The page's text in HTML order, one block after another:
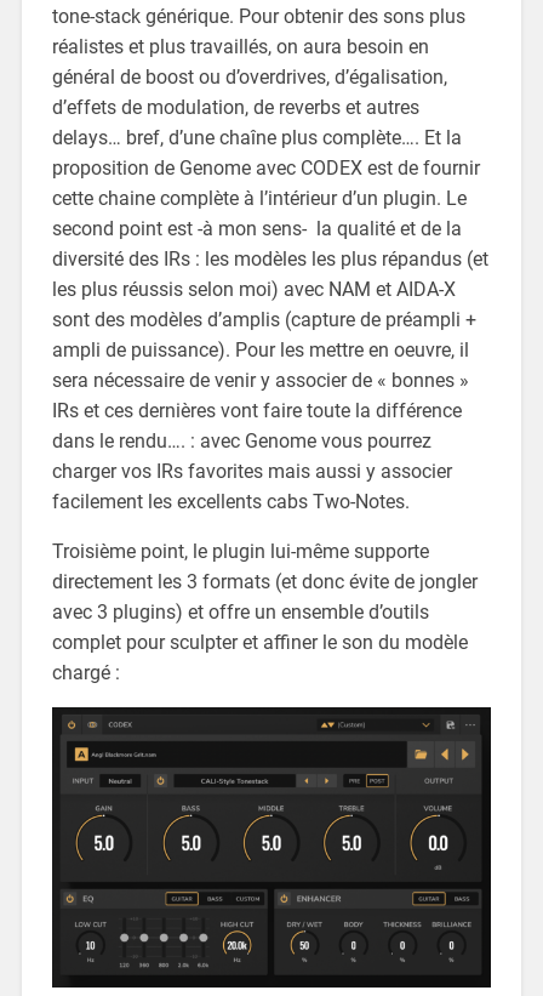
tone-stack générique. Pour obtenir des sons plus
réalistes et plus travaillés, on aura besoin en
général de boost ou d’overdrives, d’égalisation,
d’effets de modulation, de reverbs et autres
delays… bref, d’une chaîne plus complète…. Et la
proposition de Genome avec CODEX est de fournir
cette chaine complète à l’intérieur d’un plugin. Le
second point est -à mon sens- la qualité et de la
diversité des IRs : les modèles les plus répandus (et
les plus réussis selon moi) avec NAM et AIDA-X
sont des modèles d’amplis (capture de préampli +
ampli de puissance). Pour les mettre en oeuvre, il
sera nécessaire de venir y associer de « bonnes »
IRs et ces dernières vont faire toute la différence
dans le rendu…. : avec Genome vous pourrez
charger vos IRs favorites mais aussi y associer
facilement les excellents cabs Two-Notes.
Troisième point, le plugin lui-même supporte
directement les 3 formats (et donc évite de jongler
avec 3 plugins) et offre un ensemble d’outils
complet pour sculpter et affiner le son du modèle
chargé :